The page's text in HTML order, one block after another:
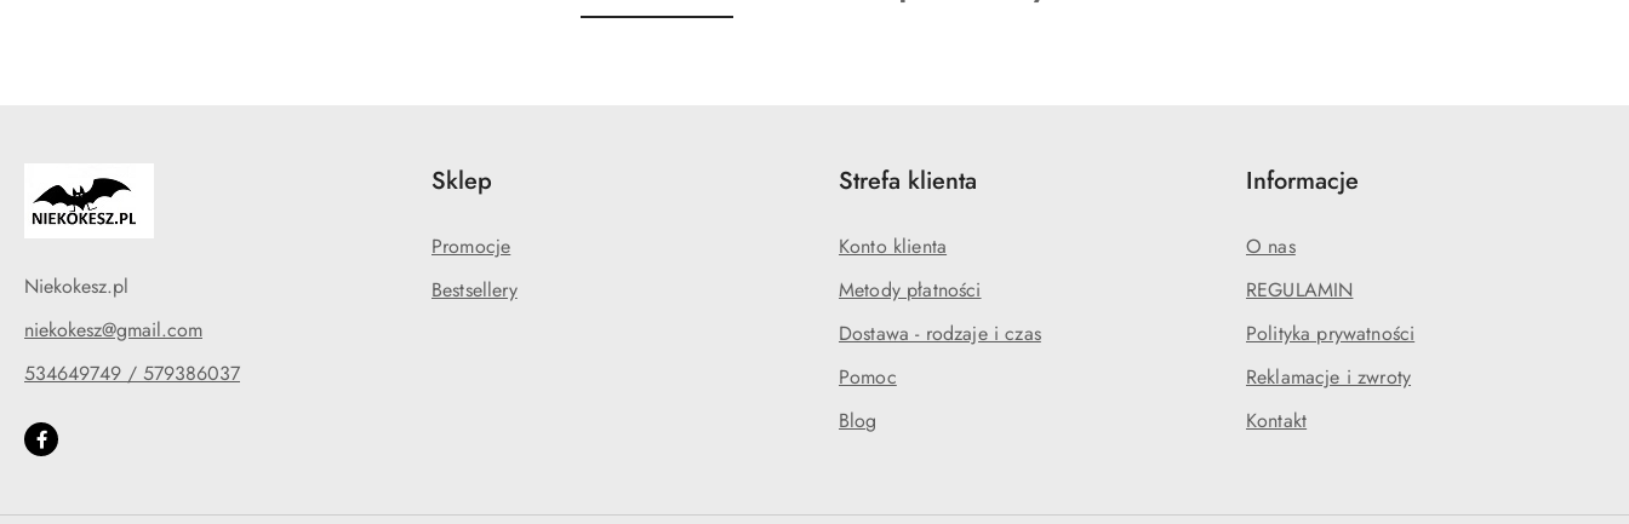
o
o
Niekokesz.pl
niekokesz@gmail.com
534649749 / 579386037
Sklep
Promocje
Bestsellery
Strefa klienta
Konto klienta
Metody płatności
Dostawa - rodzaje i czas
Pomoc
Blog
Informacje
O nas
REGULAMIN
Polityka prywatności
Reklamacje i zwroty
Kontakt